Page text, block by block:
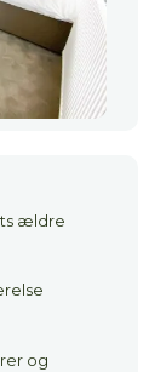
ældre
og